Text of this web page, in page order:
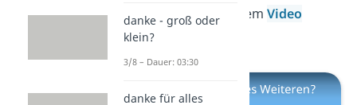
aussieht? In unseremVideo
zeigen wir es dir!
danke - groß oder
klein?
3/8 – Dauer: 03:30
danke für alles